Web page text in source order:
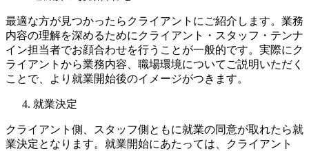
最適な方が見つかったらクライアントにご紹介します。業務
内容の理解を深めるためにクライアント・スタッフ・テンナ
イン担当者でお顔合わせを行うことが一般的です。実際にク
ライアントから業務内容、職場環境についてご説明いただく
ことで、より就業開始後のイメージがつきます。
就業決定
クライアント側、スタッフ側ともに就業の同意が取れたら就
業決定となります。就業開始にあたっては、クライアント